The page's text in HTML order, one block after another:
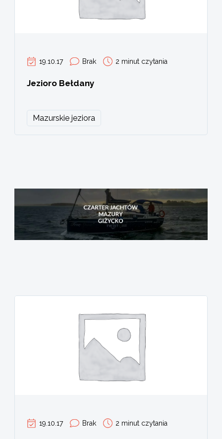
19.10.17 Brak 2 minut czytania
Jezioro Bełdany
Mazurskie jeziora
19.10.17 Brak 2 minut czytania